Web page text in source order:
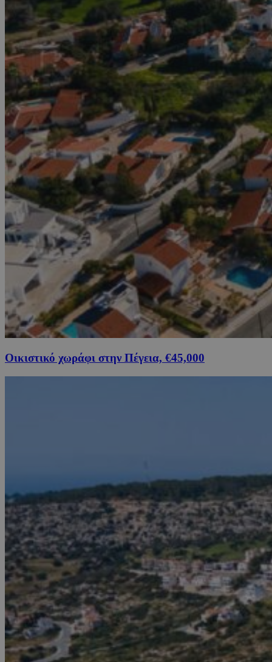
Οικιστικό χωράφι στην Πέγεια, €45,000